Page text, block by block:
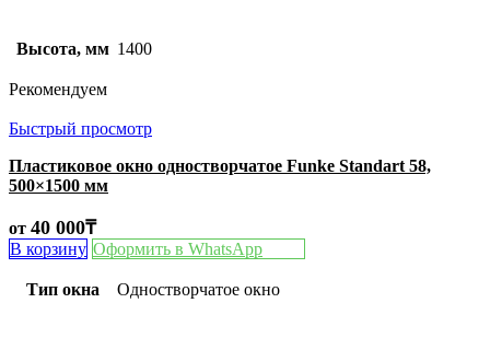
Высота, мм 1400
Рекомендуем
Быстрый просмотр
Пластиковое окно одностворчатое Funke Standart 58,
500×1500 мм
от 40 000₸
В корзину Оформить в WhatsApp
Тип окна Одностворчатое окно